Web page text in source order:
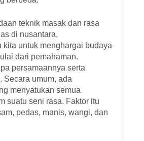
teknik masak dan rasa
di nusantara,
kita untuk menghargai budaya
dari pemahaman.
persamaannya serta
Secara umum, ada
menyatukan semua
suatu seni rasa. Faktor itu
pedas, manis, wangi, dan